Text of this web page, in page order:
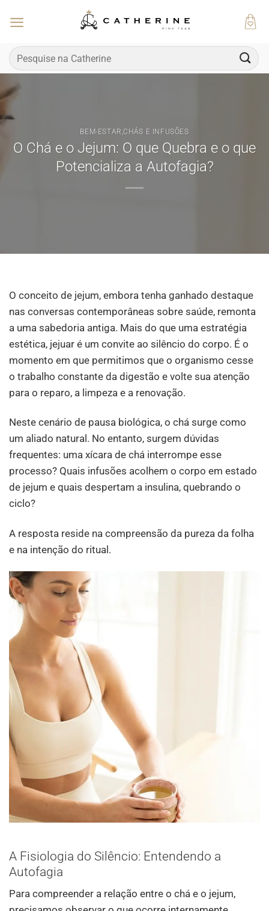
Pesquisar
por:
BEM-ESTAR ,CHÁS E INFUSÕES
O Chá e o Jejum: O que Quebra e o que
Potencializa a Autofagia?
O conceito de jejum, embora tenha ganhado destaque
nas conversas contemporâneas sobre saúde, remonta
a uma sabedoria antiga. Mais do que uma estratégia
estética, jejuar é um convite ao silêncio do corpo. É o
momento em que permitimos que o organismo cesse
o trabalho constante da digestão e volte sua atenção
para o reparo, a limpeza e a renovação.
Neste cenário de pausa biológica, o chá surge como
um aliado natural. No entanto, surgem dúvidas
frequentes: uma xícara de chá interrompe esse
processo? Quais infusões acolhem o corpo em estado
de jejum e quais despertam a insulina, quebrando o
ciclo?
A resposta reside na compreensão da pureza da folha
e na intenção do ritual.
A Fisiologia do Silêncio: Entendendo a
Autofagia
Para compreender a relação entre o chá e o jejum,